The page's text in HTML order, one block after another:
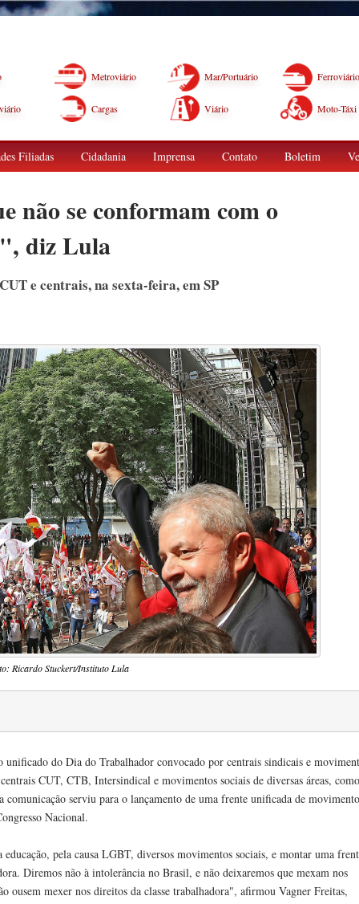
Metroviário Mar/Portuário Ferroviário
Cargas Viário Moto-Táxi
Filiadas Cidadania Imprensa Contato Boletim
não se conformam com o
diz Lula
e centrais, na sexta-feira, em SP
Ricardo Stuckert/Instituto Lula
do Dia do Trabalhador convocado por centrais sindicais e
CUT, CTB, Intersindical e movimentos sociais de diversas áreas,
serviu para o lançamento de uma frente unificada de
Nacional.
pela causa LGBT, diversos movimentos sociais, e montar uma
Diremos não à intolerância no Brasil, e não deixaremos que mexam nos
ousem mexer nos direitos da classe trabalhadora", afirmou Vagner Freitas,